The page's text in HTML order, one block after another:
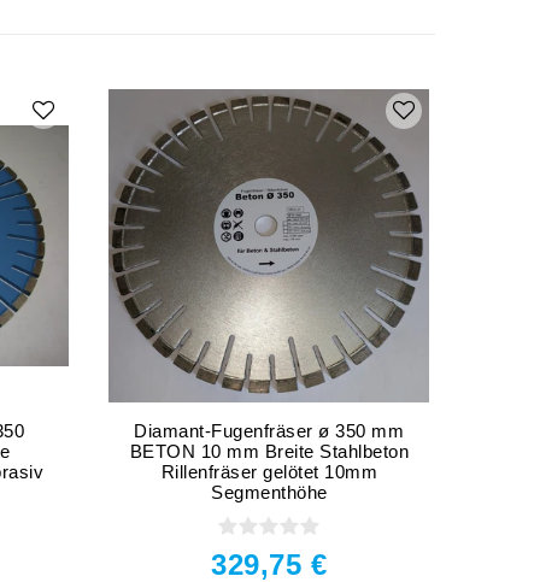
Diamant-Fugenfräser ø 350 mm
BETON 10 mm Breite Stahlbeton
Rillenfräser gelötet 10mm
Segmenthöhe
329,75 €